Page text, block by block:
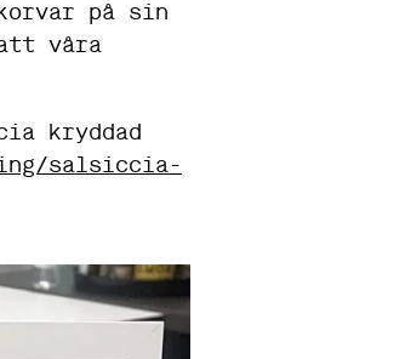
på sin
våra
kryddad
salsiccia-